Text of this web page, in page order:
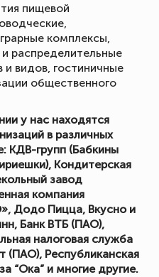
пищевой
комплексы,
распределительные
и видов, гостиничные
общественного
у нас находятся
в различных
КДВ-групп (Бабкины
Кондитерская
завод
компания
Додо Пицца, Вкусно и
Банк ВТБ (ПАО),
налоговая служба
(ПАО), Республиканская
“Ока” и многие другие.